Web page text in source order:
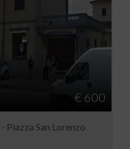
€ 600
San Lorenzo